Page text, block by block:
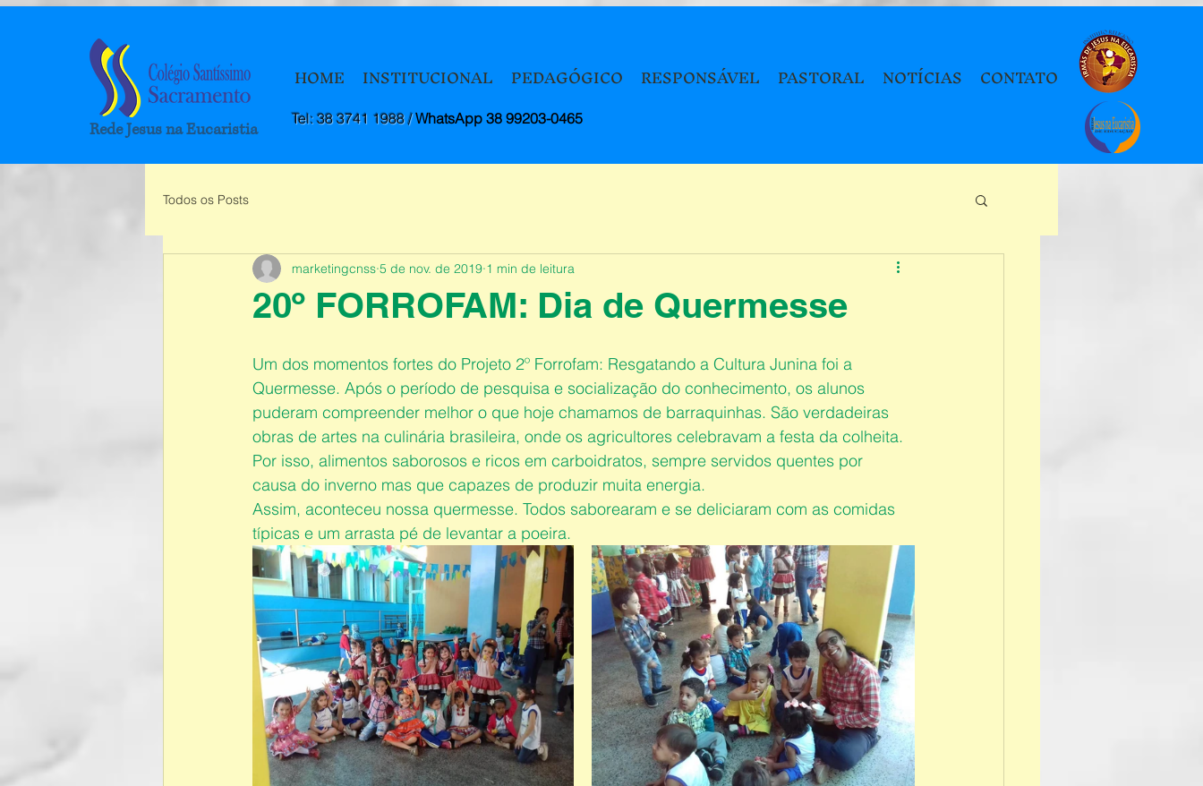
Rede Jesus na Eucaristia
HOME INSTITUCIONAL PEDAGÓGICO RESPONSÁVEL PASTORAL NOTÍCIAS CONTATO
Tel: 38 3741 1988 /WhatsApp 38 99203-0465
Todos os Posts
20º FORROFAM: Dia de Quermesse
marketingcnss 5 de nov. de 2019 1 min de leitura
Um dos momentos fortes do Projeto 2º Forrofam: Resgatando a Cultura Junina foi a
Quermesse. Após o período de pesquisa e socialização do conhecimento, os alunos
puderam compreender melhor o que hoje chamamos de barraquinhas. São verdadeiras
obras de artes na culinária brasileira, onde os agricultores celebravam a festa da colheita.
Por isso, alimentos saborosos e ricos em carboidratos, sempre servidos quentes por
causa do inverno mas que capazes de produzir muita energia.
Assim, aconteceu nossa quermesse. Todos saborearam e se deliciaram com as comidas
típicas e um arrasta pé de levantar a poeira.